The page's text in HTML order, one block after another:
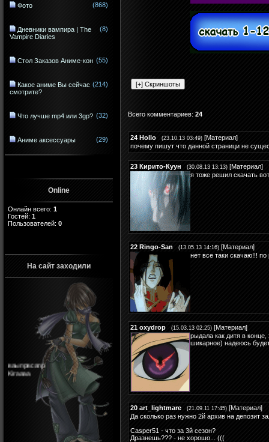
Фото (868)
Дневники вампира | The
Vampire Diaries
(8)
Стол Заказов Аниме-кон (55)
Какое аниме Вы сейчас
смотрите?
(214)
Что лучше mp4 или 3gp? (32)
Аниме аксессуары (29)
Online
Онлайн всего: 1
Гостей: 1
Пользователей: 0
На сайт заходили
ваыпрвсапр
Kiraaaa
Всего комментариев: 24
24 Hollo (23.10.13 03:49) [Материал]
почему пишут что данной страници не
23 Кирито-Куун (30.08.13 13:13) [Материал]
я тоже решил скачать
22 Ringo-San (13.05.13 14:16) [Материал]
нет все таки скачаю!!!
21 oxydrop (15.03.13 02:25) [Материал]
рыдала как дитя в
шикарное) надеюсь
20 art_lightmare (21.09.11 17:45) [Материал]
Да сколько раз нужно 2й архив на депозит
Casper51 - что за 3й сезон?
Дразнешь??? - не хорошо... (((